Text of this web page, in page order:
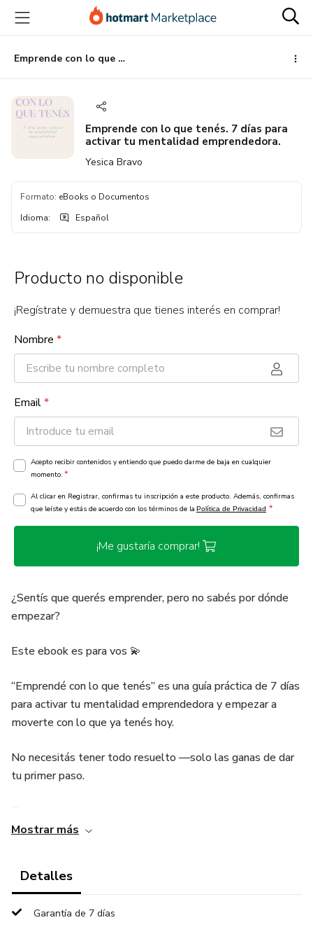
principal
página
de
página
Emprende con lo que tenés. 7 días para activar tu mentalidad emprendedora.
Emprende con lo que tenés. 7 días para
activar tu mentalidad emprendedora.
Yesica Bravo
Formato: eBooks o Documentos
Idioma: Español
Producto no disponible
¡Regístrate y demuestra que tienes interés en comprar!
Nombre *
Email*
Acepto recibir contenidos y entiendo que puedo darme de baja en cualquier
momento. *
Al clicar en Registrar, confirmas tu inscripción a este producto. Además, confirmas
que leíste y estás de acuerdo con los términos de la Política de Privacidad *
¡Me gustaría comprar!
¿Sentís que querés emprender, pero no sabés por dónde
empezar?
Este ebook es para vos 💫
“Emprendé con lo que tenés” es una guía práctica de 7 días
para activar tu mentalidad emprendedora y empezar a
moverte con lo que ya tenés hoy.
No necesitás tener todo resuelto —solo las ganas de dar
tu primer paso.
📝 Ejercicios simples y reflexivos.
💪 Desafíos diarios para despertar tu creatividad y
Mostrar más
Detalles
Garantía de 7 días